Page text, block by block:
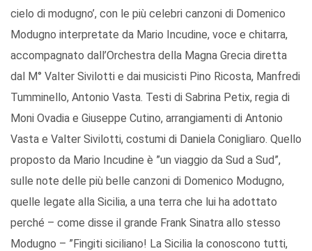
cielo di modugno’, con le più celebri canzoni di Domenico
Modugno interpretate da Mario Incudine, voce e chitarra,
accompagnato dall’Orchestra della Magna Grecia diretta
dal M° Valter Sivilotti e dai musicisti Pino Ricosta, Manfredi
Tumminello, Antonio Vasta. Testi di Sabrina Petix, regia di
Moni Ovadia e Giuseppe Cutino, arrangiamenti di Antonio
Vasta e Valter Sivilotti, costumi di Daniela Conigliaro. Quello
proposto da Mario Incudine è ”un viaggio da Sud a Sud”,
sulle note delle più belle canzoni di Domenico Modugno,
quelle legate alla Sicilia, a una terra che lui ha adottato
perché – come disse il grande Frank Sinatra allo stesso
Modugno – ”Fingiti siciliano! La Sicilia la conoscono tutti,